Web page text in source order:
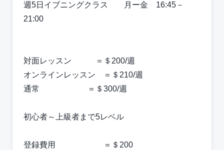
週5日イブニングクラス 月ー金 16:45－
21:00
対面レッスン ＝＄200/週
オンラインレッスン ＝＄210/週
通常 ＝＄300/週
初心者～上級者まで5レベル
登録費用 ＝＄200